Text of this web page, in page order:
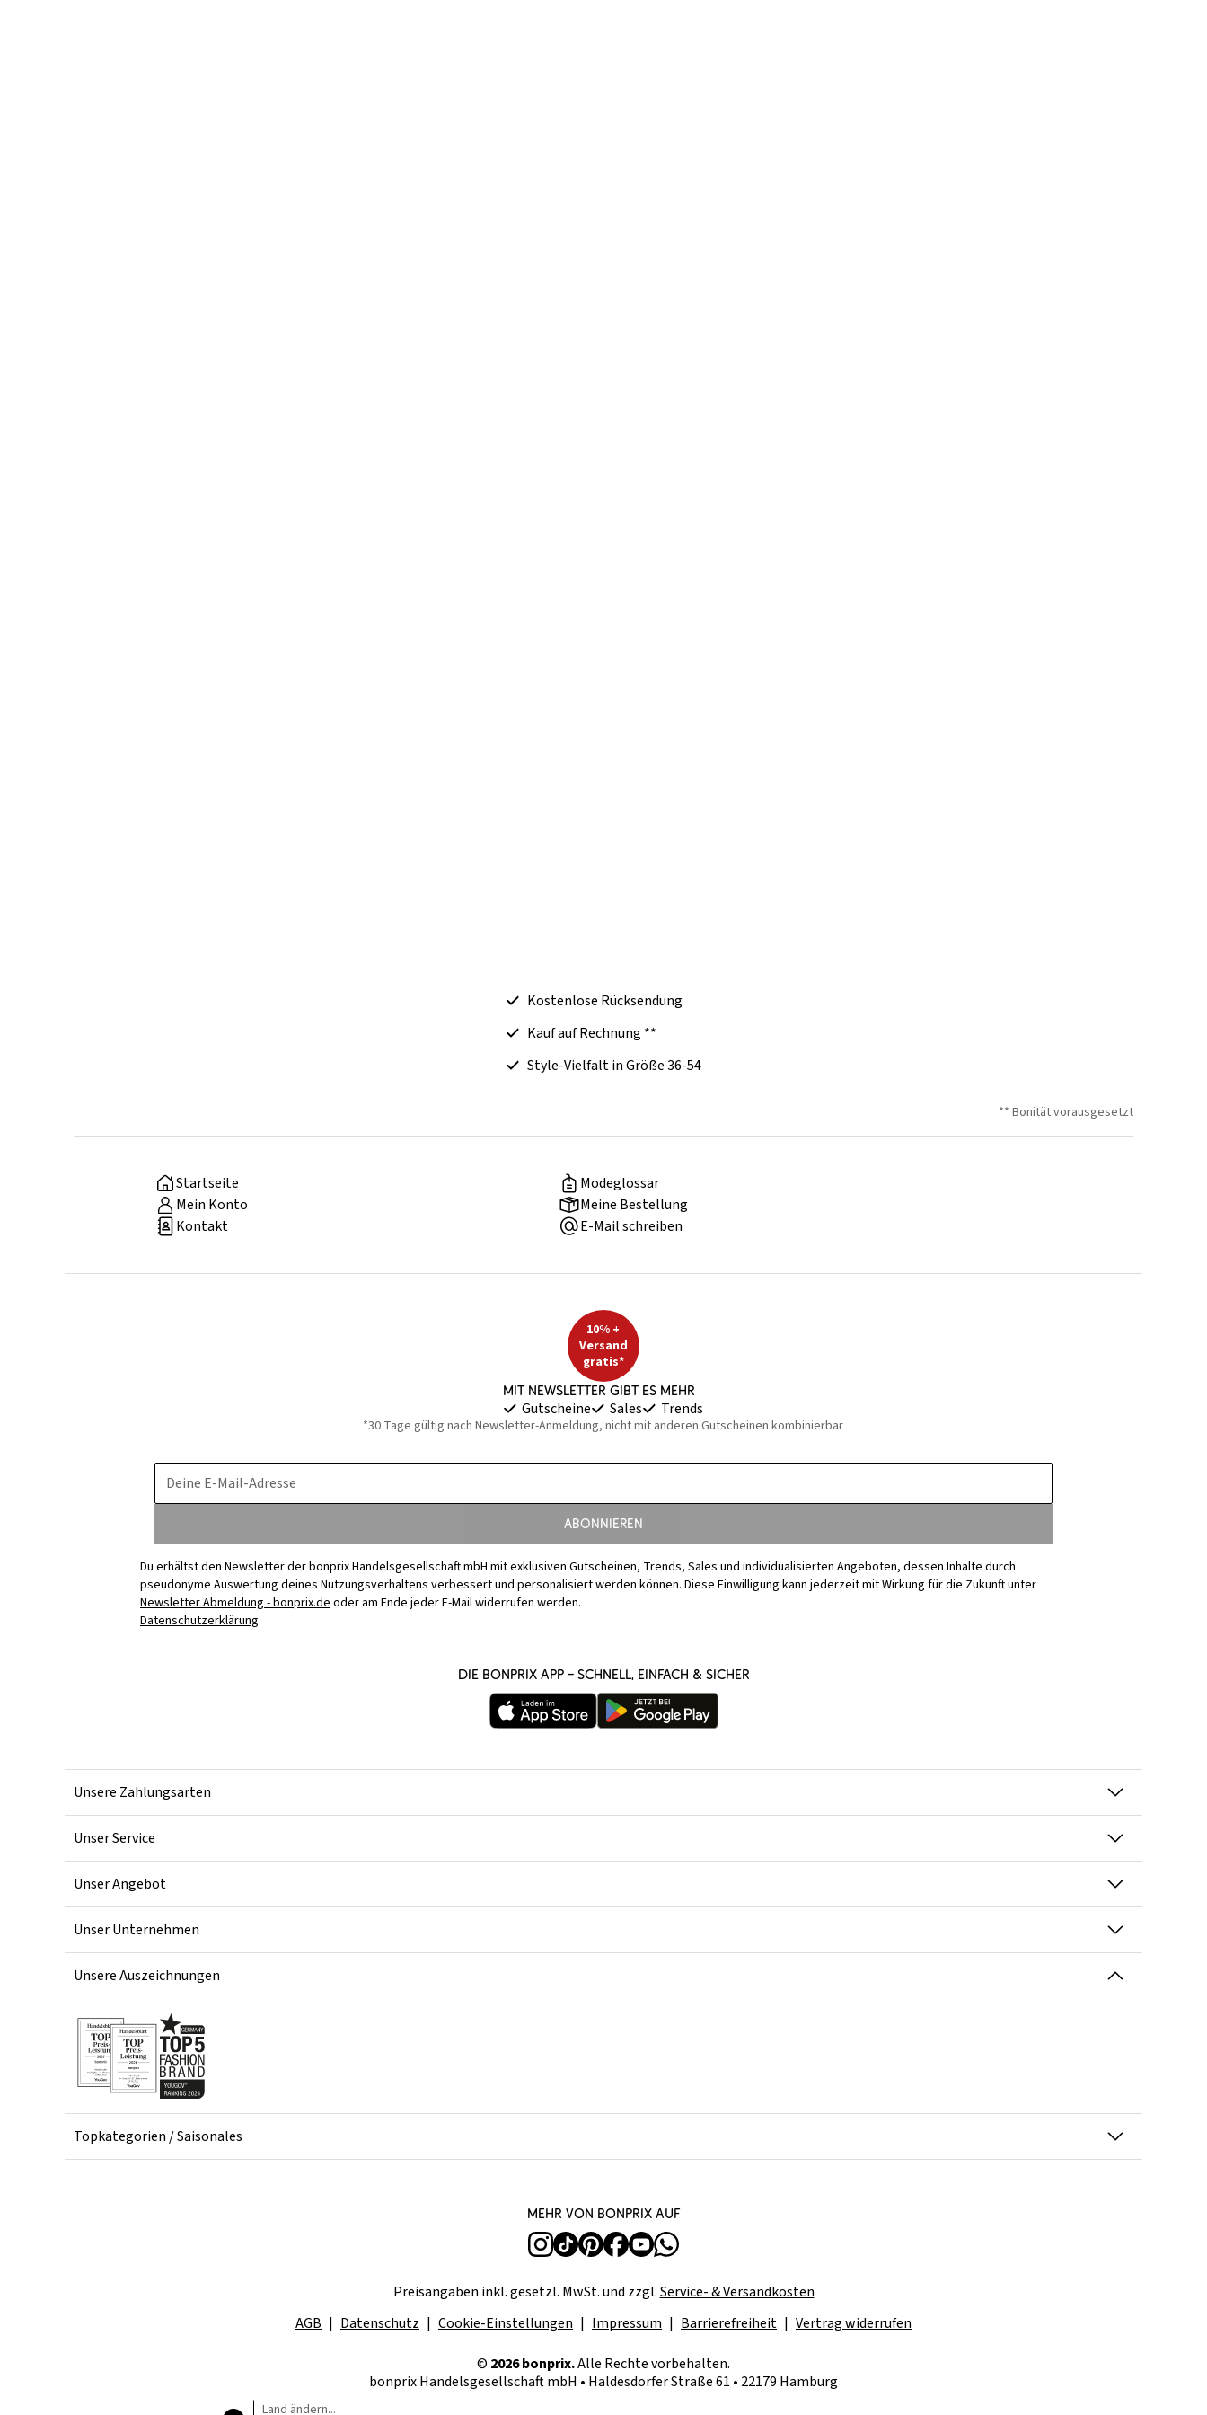
Kostenlose Rücksendung
Kauf auf Rechnung **
Style-Vielfalt in Größe 36-54
** Bonität vorausgesetzt
Startseite
Modeglossar
Mein Konto
Meine Bestellung
Kontakt
E-Mail schreiben
10% +
Versand
gratis*
Mit Newsletter gibt es mehr
Gutscheine Sales Trends
*30 Tage gültig nach Newsletter-Anmeldung, nicht mit anderen Gutscheinen kombinierbar
Deine E-Mail-Adresse
Abonnieren
Du erhältst den Newsletter der bonprix Handelsgesellschaft mbH mit exklusiven Gutscheinen, Trends, Sales und individualisierten Angeboten, dessen Inhalte durch
pseudonyme Auswertung deines Nutzungsverhaltens verbessert und personalisiert werden können. Diese Einwilligung kann jederzeit mit Wirkung für die Zukunft unter
Newsletter Abmeldung - bonprix.deoder am Ende jeder E-Mail widerrufen werden.
Datenschutzerklärung
Die bonprix App – schnell, einfach & sicher
Unsere Zahlungsarten
Unser Service
Unser Angebot
Unser Unternehmen
Unsere Auszeichnungen
Topkategorien / Saisonales
Mehr von bonprix auf
Preisangaben inkl. gesetzl. MwSt. und zzgl.Service- & Versandkosten
AGB
Datenschutz Cookie-Einstellungen Impressum Barrierefreiheit Vertrag widerrufen
© 2026 bonprix.Alle Rechte vorbehalten.
bonprix Handelsgesellschaft mbH • Haldesdorfer Straße 61 • 22179 Hamburg
Land ändern...